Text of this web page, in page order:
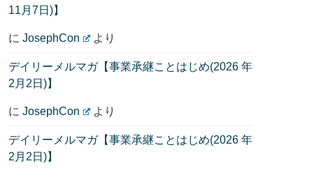
11月7日)】
に JosephCon より
デイリーメルマガ【事業承継ことはじめ(2026 年
2月2日)】
に JosephCon より
デイリーメルマガ【事業承継ことはじめ(2026 年
2月2日)】